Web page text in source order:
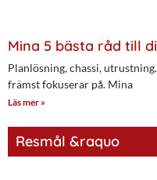
Mina 5 bästa råd till
Planlösning, chassi,
främst fokuserar på. Mina
Läs mer »
Resmål &raquo